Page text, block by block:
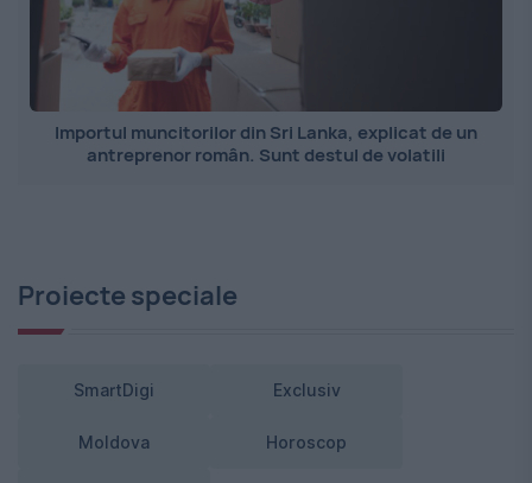
Importul muncitorilor din Sri Lanka, explicat de un
antreprenor român. Sunt destul de volatili
Proiecte speciale
SmartDigi Exclusiv
Moldova Horoscop